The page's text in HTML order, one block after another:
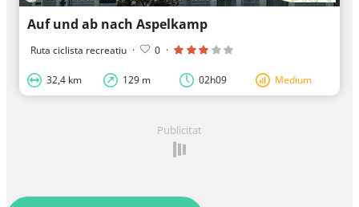
Auf und ab nach Aspelkamp
Ruta ciclista recreatiu · 0 ·
32,4 km 129 m 02h09 Medium
Publicitat